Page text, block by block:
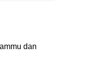
dan